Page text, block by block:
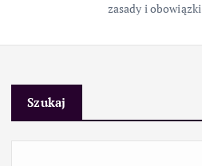
zasady i
Szukaj